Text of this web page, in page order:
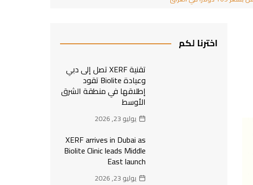
اخترنا لكم
تقنية XERF تصل إلى دبي
وعيادة Biolite تقود
إطلاقها في منطقة الشرق
الأوسط
يوليو 23, 2026
XERF arrives in Dubai as
Biolite Clinic leads Middle
East launch
يوليو 23, 2026